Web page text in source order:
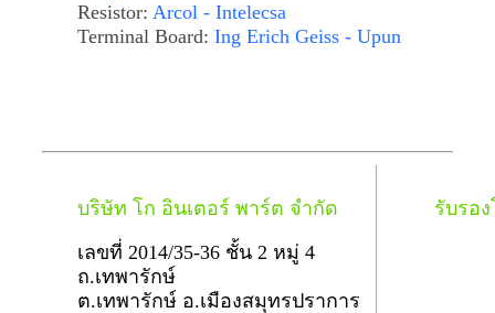
Resistor: Arcol - Intelecsa
Terminal Board: Ing Erich Geiss - Upun
บริษัท โก อินเตอร์ พาร์ต จำกัด
เลขที่ 2014/35-36 ชั้น 2 หมู่ 4
ถ.เทพารักษ์
ต.เทพารักษ์ อ.เมืองสมุทรปราการ
รับรอ